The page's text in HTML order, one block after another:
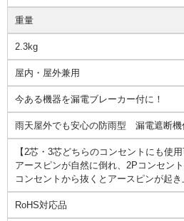
重量
2.3kg
屋内・屋外兼用
今ある機器を漏電ブレーカー付に！
雨天屋外でも安心の防雨型 漏電遮断機
【2芯・3芯どちらのコンセントにも使
アースピンが自然に倒れ、2Pコンセン
コンセントから抜くとアースピンが起き
RoHS対応品